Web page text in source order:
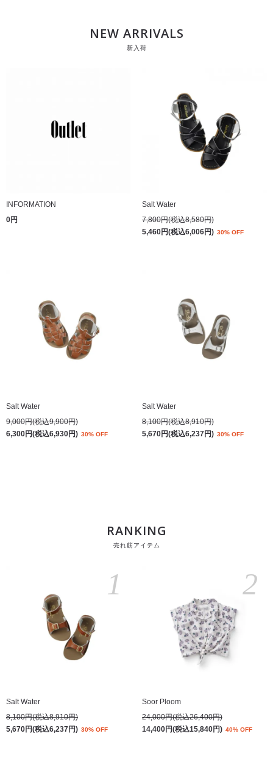
NEW ARRIVALS
新入荷
INFORMATION
0円
Salt Water
7,800円(税込8,580円)
5,460円(税込6,006円) 30% OFF
Salt Water
9,000円(税込9,900円)
6,300円(税込6,930円) 30% OFF
Salt Water
8,100円(税込8,910円)
5,670円(税込6,237円) 30% OFF
RANKING
売れ筋アイテム
Salt Water
8,100円(税込8,910円)
5,670円(税込6,237円) 30% OFF
1
Soor Ploom
24,000円(税込26,400円)
14,400円(税込15,840円) 40% OFF
2